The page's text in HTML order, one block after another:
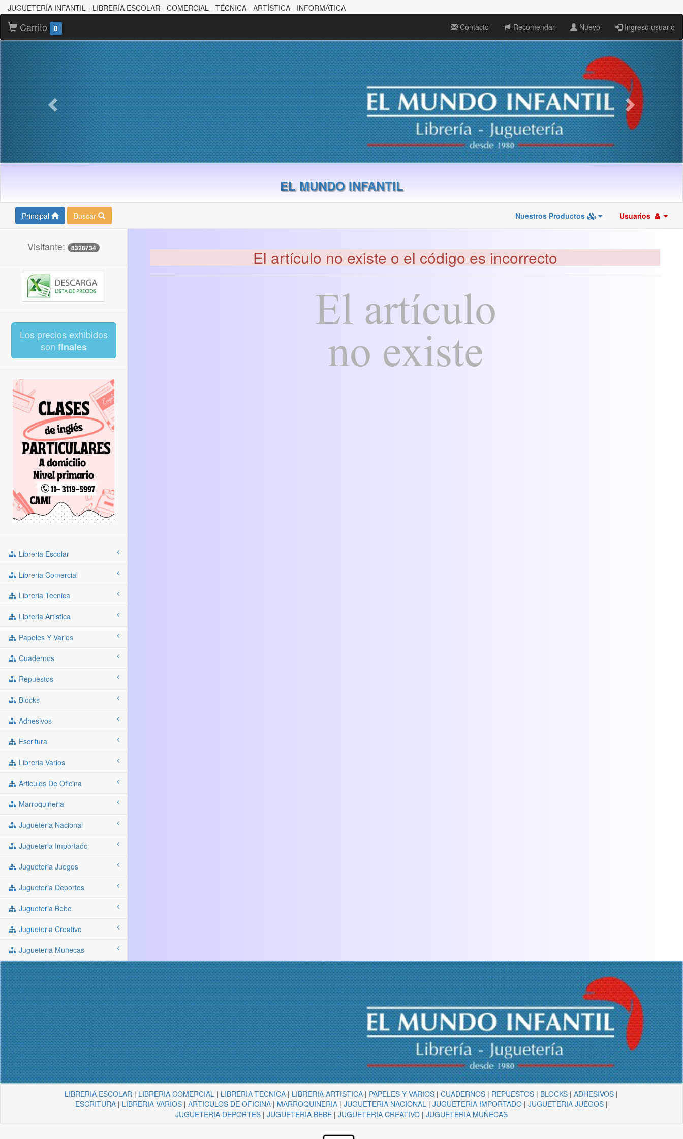
JUGUETERÍA INFANTIL - LIBRERÍA ESCOLAR - COMERCIAL - TÉCNICA - ARTÍSTICA - INFORMÁTICA
Carrito 0 Contacto Recomendar Nuevo Ingreso usuario
EL MUNDO INFANTIL
Principal Buscar Nuestros Productos Usuarios
Visitante: 8328734
Los precios exhibidos
son finales
Libreria Escolar
Libreria Comercial
Libreria Tecnica
Libreria Artistica
Papeles Y Varios
Cuadernos
Repuestos
Blocks
Adhesivos
Escritura
Libreria Varios
Articulos De Oficina
Marroquineria
Jugueteria Nacional
Jugueteria Importado
Jugueteria Juegos
Jugueteria Deportes
Jugueteria Bebe
Jugueteria Creativo
Jugueteria Muñecas
El artículo no existe o el código es incorrecto
LIBRERIA ESCOLAR | LIBRERIA COMERCIAL | LIBRERIA TECNICA | LIBRERIA ARTISTICA | PAPELES Y VARIOS |CUADERNOS | REPUESTOS | BLOCKS |ADHESIVOS |
ESCRITURA| LIBRERIA VARIOS| ARTICULOS DE OFICINA| MARROQUINERIA| JUGUETERIA NACIONAL | JUGUETERIA IMPORTADO| JUGUETERIA JUEGOS|
JUGUETERIA DEPORTES| JUGUETERIA BEBE| JUGUETERIA CREATIVO| JUGUETERIA MUÑECAS